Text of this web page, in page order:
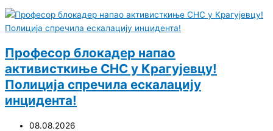
Професор блокадер напао
активисткиње СНС у Крагујевцу!
Полиција спречила ескалацију
инцидента!
08.08.2026